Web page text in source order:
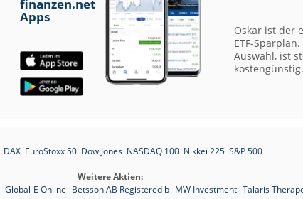
finanzen.net
Apps
Oskar ist der
ETF-
Auswahl, ist
kostengünstig.
DAX EuroStoxx 50 Dow Jones NASDAQ 100 Nikkei 225 S&P 500
Weitere Aktien:
Global-E Online Betsson AB Registered b MW Investment Talaris